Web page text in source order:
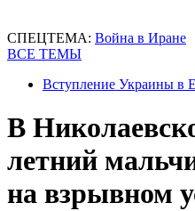
СПЕЦТЕМА: Война в Иране
ВСЕ ТЕМЫ
Вступление Украины в
В
летний
на взрывном